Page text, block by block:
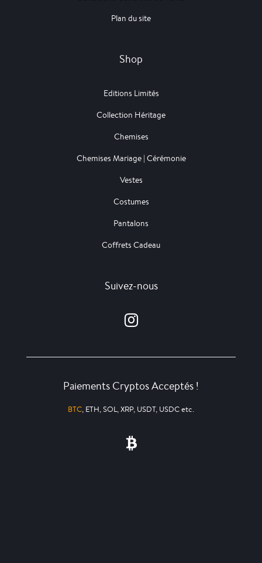
Plan du site
Shop
Editions Limités
Collection Héritage
Chemises
Chemises Mariage | Cérémonie
Vestes
Costumes
Pantalons
Coffrets Cadeau
Suivez-nous
Paiements Cryptos Acceptés !
BTC, ETH, SOL, XRP, USDT, USDC etc.